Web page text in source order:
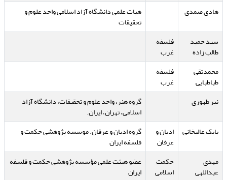
هادی صمدی هیات علمی دانشگاه آزاد اسلامی واحد علوم و
تحقیقات
سید حمید
طالب زاده
فلسفه
غرب
محمدتقی
طباطبایی
فلسفه
غرب
نیر طهوری
گروه هنر،‌ واحد علوم و تحقیقات، دانشگاه آزاد
اسلامی، تهران، ایران.
بابک عالیخانی
ادیان و
عرفان
گروه ادیان و عرفان. موسسه پژوهشی حکمت و
فلسفه ایران
مهدی
عبداللهی
حکمت
اسلامی
عضو هیئت علمی مؤسسه پژوهشی حکمت و فلسفه
ایران